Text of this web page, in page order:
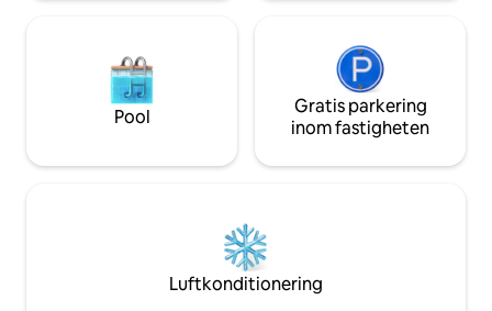
Pool
Gratis parkering
inom fastigheten
Luftkonditionering